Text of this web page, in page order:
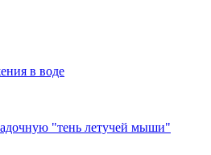
в воде
"тень летучей мыши"